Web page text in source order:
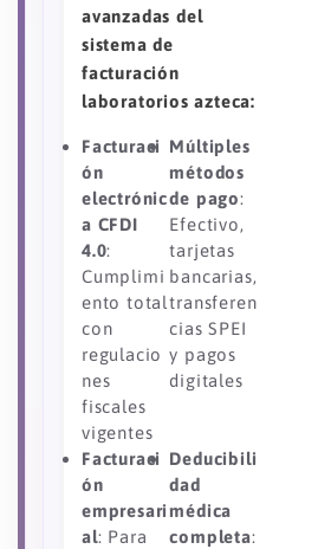
avanzadas del
sistema de
facturación
laboratorios azteca:
Facturaci
ón
electrónic
a CFDI
4.0:
Cumplimi
ento total
con
regulacio
nes
fiscales
vigentes
Múltiples
métodos
de pago:
Efectivo,
tarjetas
bancarias,
transferen
cias SPEI
y pagos
digitales
Facturaci
ón
empresari
al: Para
Deducibili
dad
médica
completa: